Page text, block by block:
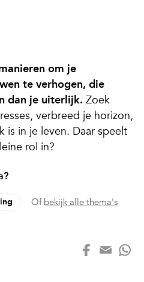
om je
te verhogen, die
dan je uiterlijk. Zoek
verbreed je horizon,
is in je leven. Daar speelt
rol in?
Of bekijk alle thema's